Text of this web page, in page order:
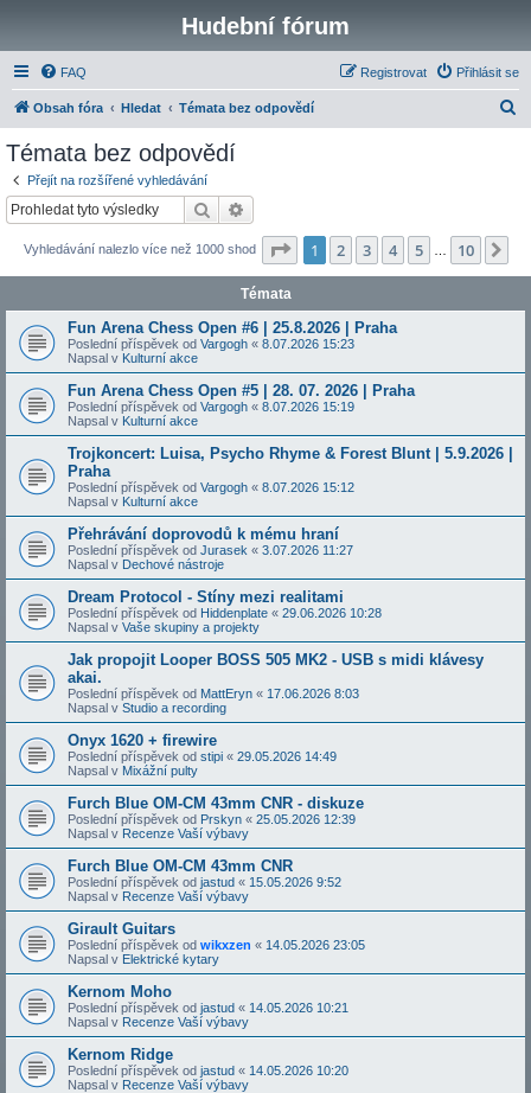
Hudební fórum
FAQ Přihlásit se
Registrovat
Obsah fóra Hledat Témata bez odpovědí
Témata bez odpovědí
Přejít na rozšířené vyhledávání
Hledat
Vyhledávání nalezlo více než 1000 shod Stránka z 10
1 2 3 4 5 10
Témata
Fun Arena Chess Open #6 | 25.8.2026 | Praha
Poslední příspěvek od Vargogh « 8.07.2026 15:23
Napsal v Kulturní akce
Fun Arena Chess Open #5 | 28. 07. 2026 | Praha
Poslední příspěvek od Vargogh « 8.07.2026 15:19
Napsal v Kulturní akce
Trojkoncert: Luisa, Psycho Rhyme & Forest Blunt | 5.9.2026 |
Praha
Poslední příspěvek od Vargogh « 8.07.2026 15:12
Napsal v Kulturní akce
Přehrávání doprovodů k mému hraní
Poslední příspěvek od Jurasek « 3.07.2026 11:27
Napsal v Dechové nástroje
Dream Protocol - Stíny mezi realitami
Poslední příspěvek od Hiddenplate « 29.06.2026 10:28
Napsal v Vaše skupiny a projekty
Jak propojit Looper BOSS 505 MK2 - USB s midi klávesy
akai.
Poslední příspěvek od MattEryn « 17.06.2026 8:03
Napsal v Studio a recording
Onyx 1620 + firewire
Poslední příspěvek od stipi « 29.05.2026 14:49
Napsal v Mixážní pulty
Furch Blue OM-CM 43mm CNR - diskuze
Poslední příspěvek od Prskyn « 25.05.2026 12:39
Napsal v Recenze Vaší výbavy
Furch Blue OM-CM 43mm CNR
Poslední příspěvek od jastud « 15.05.2026 9:52
Napsal v Recenze Vaší výbavy
Girault Guitars
Poslední příspěvek od wikxzen « 14.05.2026 23:05
Napsal v Elektrické kytary
Kernom Moho
Poslední příspěvek od jastud « 14.05.2026 10:21
Napsal v Recenze Vaší výbavy
Kernom Ridge
Poslední příspěvek od jastud « 14.05.2026 10:20
Napsal v Recenze Vaší výbavy